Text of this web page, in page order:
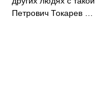
Петрович Токарев …